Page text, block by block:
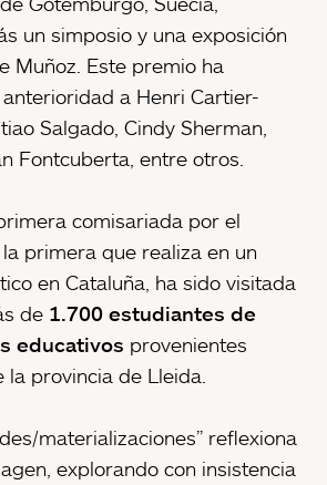
un simposio y una exposición
Muñoz. Este premio ha
a Henri Cartier-
Salgado, Cindy Sherman,
Fontcuberta, entre otros.
comisariada por el
primera que realiza en un
en Cataluña, ha sido visitada
de 1.700 estudiantes de
educativos provenientes
provincia de Lleida.
materializaciones” reflexiona
explorando con insistencia